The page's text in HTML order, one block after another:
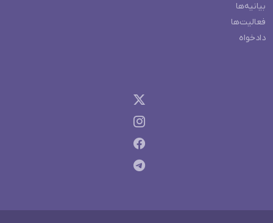
بیانیه‌ها
فعالیت‌ها
دادخواه